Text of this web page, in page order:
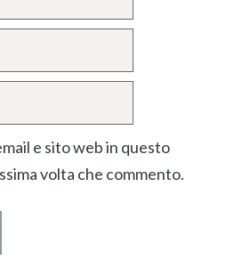
e sito web in questo
volta che commento.